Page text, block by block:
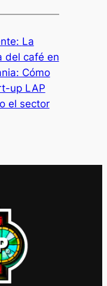
La
del café en
Cómo
up LAP
el sector